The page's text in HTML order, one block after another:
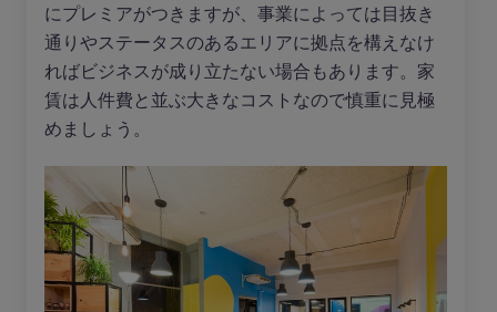
にプレミアがつきますが、事業によっては目抜き
通りやステータスのあるエリアに拠点を構えなけ
ればビジネスが成り立たない場合もあります。家
賃は人件費と並ぶ大きなコストなので慎重に見極
めましょう。